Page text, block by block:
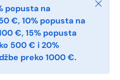
popusta na
€, 10% popusta na
€, 15% popusta
500 € i 20%
preko 1000 €.